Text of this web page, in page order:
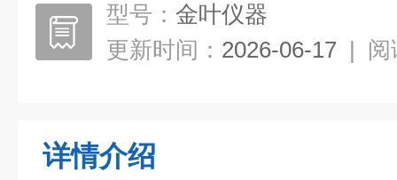
型号： 金叶仪器
更新时间： 2026-06-17 | 阅
详情介绍